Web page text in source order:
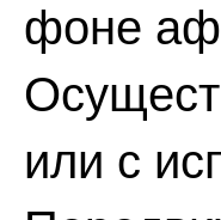
фоне
или с